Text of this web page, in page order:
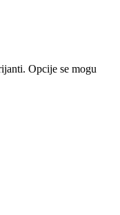
Opcije se mogu